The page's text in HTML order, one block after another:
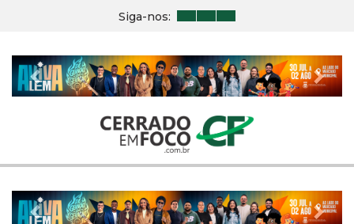
Siga-nos:
Previous Next
Previous Next